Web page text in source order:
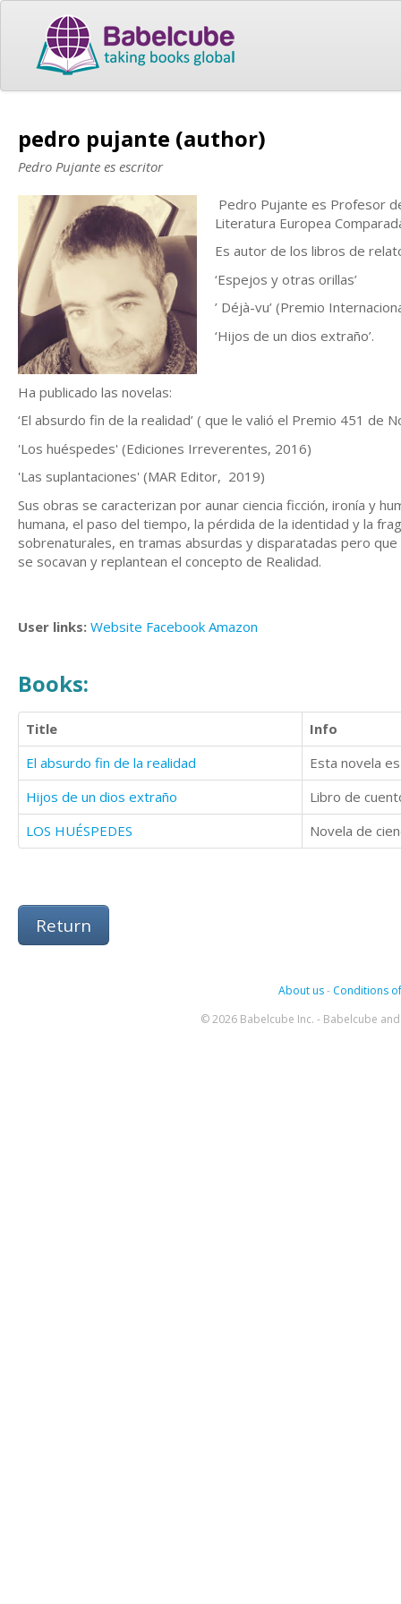
pedro pujante (author)
Pedro Pujante es escritor
Pedro Pujante es Profesor
Literatura Europea
Es autor de los libros de
‘Espejos y otras orillas’
’ Déjà-vu’ (Premio
‘Hijos de un dios extraño’.
Ha publicado las novelas:
‘El absurdo fin de la realidad’ ( que le valió el Premio 451 de
'Los huéspedes' (Ediciones Irreverentes, 2016)
'Las suplantaciones' (MAR Editor, 2019)
Sus obras se caracterizan por aunar ciencia ficción, ironía y
humana, el paso del tiempo, la pérdida de la identidad y la
sobrenaturales, en tramas absurdas y disparatadas pero
se socavan y replantean el concepto de Realidad.
User links: Website Facebook Amazon
Books:
Title
Info
El absurdo fin de la realidad
Hijos de un dios extraño
LOS HUÉSPEDES
Return
About us- Conditions
© 2026 Babelcube Inc. - Babelcube